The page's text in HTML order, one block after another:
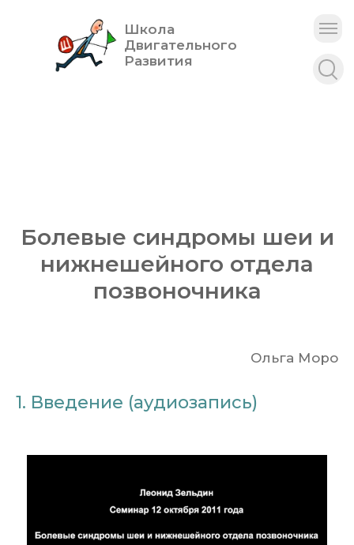
Школа
Двигательного
Развития
Болевые синдромы шеи и
нижнешейного отдела
позвоночника
Ольга Моро
1. Введение (аудиозапись)